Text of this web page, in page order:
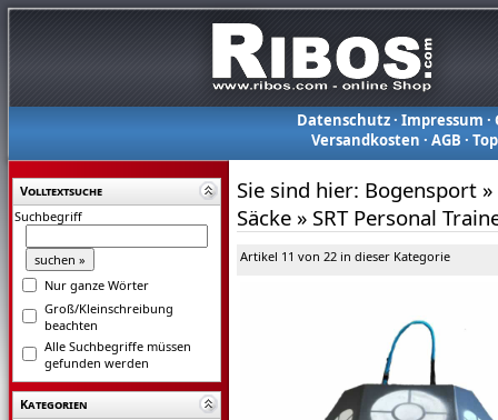
Datenschutz· Impressum ·
Versandkosten ·AGB ·
Volltextsuche
Suchbegriff
Nur ganze Wörter
Groß/Kleinschreibung
beachten
Alle Suchbegriffe müssen
gefunden werden
Kategorien
Sie sind hier: Bogensport »
Säcke » SRT Personal
Artikel 11 von 22 in dieser Kategorie